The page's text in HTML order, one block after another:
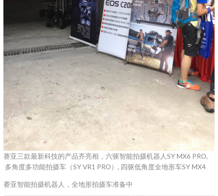
赛亚三款最新科技的产品齐亮相，六驱智能拍摄机器人SY MX6 PRO,
多角度多功能拍摄车（SY VR1 PRO）, 四驱低角度全地形车SY MX4
赛亚智能拍摄机器人，全地形拍摄车准备中